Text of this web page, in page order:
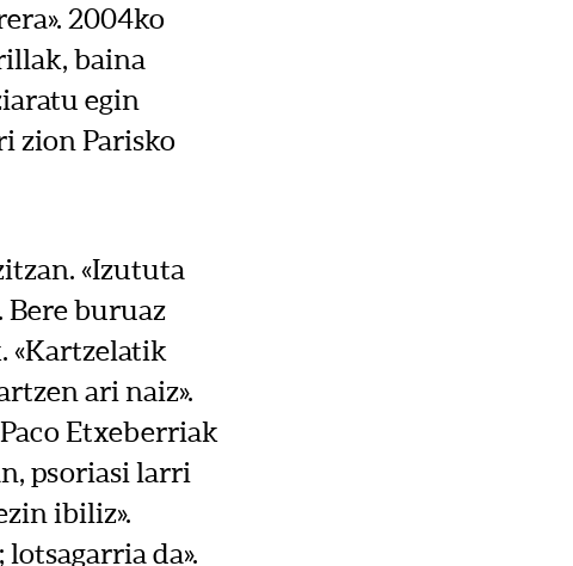
2004ko
baina
egin
zion Parisko
«Izututa
buruaz
«Kartzelatik
ari naiz».
Etxeberriak
psoriasi larri
ibiliz».
da».